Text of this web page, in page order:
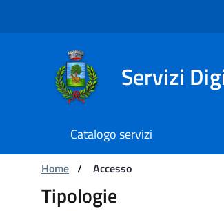
Navigation
Servizi
Catalogo servizi
Catalogo servizi
You are:
Home / Accesso
Tipologie